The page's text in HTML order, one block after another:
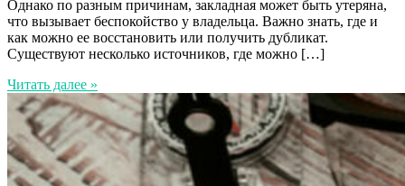
Однако по разным причинам, закладная может быть утеряна,
что вызывает беспокойство у владельца. Важно знать, где и
как можно ее восстановить или получить дубликат.
Существуют несколько источников, где можно […]
Читать далее »